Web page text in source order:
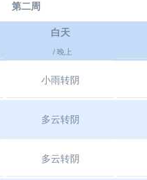
第二周
白天
/ 晚上
小雨转阴
多云转阴
多云转阴